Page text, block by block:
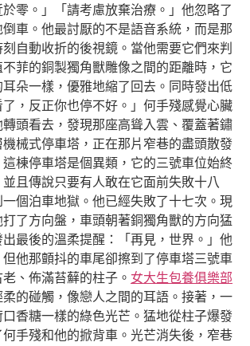
零。」「請考慮放棄治療。」他忽略了
車。他最討厭的不是語音系統，而是那
自動收折的後視鏡。當他需要它們來判
菲的銅製獨角獸雕像之間的距離時，它
朵一樣，優雅地縮了回去。同時發出低
，反正你也停不好。」何手殘感覺心臟
頭看去，發現那座高聳入雲、覆蓋著鏽
械式停車塔，正在那片窄巷的盡頭散發
棟停車塔是個異類，它的三號車位始終
並且傳說只要有人敢在它面前失敗十八
個泊車地獄。他已經失敗了十七次。現
了方向盤，車頭朝著銅獨角獸的方向猛
最後的溫柔提醒：「再見，世界。」他
他那顫抖的車尾卻擦到了停車塔三號車
、佈滿苔蘚的柱子。 女大生包養俱樂部
的碰觸，像戀人之間的耳語。接著，一
香糖一樣的綠色光芒。猛地從柱子爆發
手殘和他的掀背車。光芒消失後，窄巷